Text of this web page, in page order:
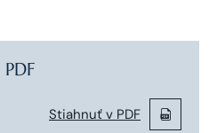
Stiahnuť v PDF